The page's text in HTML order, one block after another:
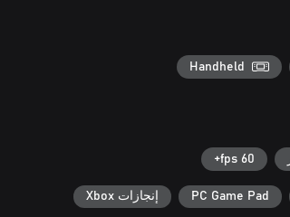
Handheld
60 fps+
PC Game Pad إنجازات Xbox